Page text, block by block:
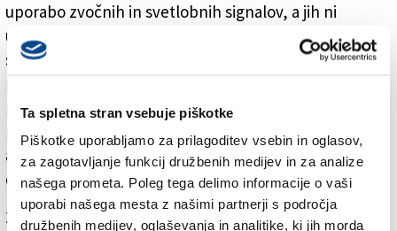
Ta spletna stran vsebuje piškotke
Piškotke uporabljamo za prilagoditev vsebin in oglasov,
za zagotavljanje funkcij družbenih medijev in za analize
našega prometa. Poleg tega delimo informacije o vaši
uporabi našega mesta z našimi partnerji s področja
družbenih medijev, oglaševanja in analitike, ki jih morda
uporabo zvočnih in svetlobnih signalov, a jih ni
upošteval in je nadaljeval vožnjo proti Podgradu. Zato
so na Kozini uporabili stinger. Avtomobil ga je sicer
policisti prijeli voznika in dva potnika, eden pa je
pobegnil, vendar so ga s pomočjo psa izsledili. Vsi so
albanske narodnosti, dva imata prepoved vstopa v
države schengenskega območja.
Za branje in pisanje komentarjev je potrebna prijava